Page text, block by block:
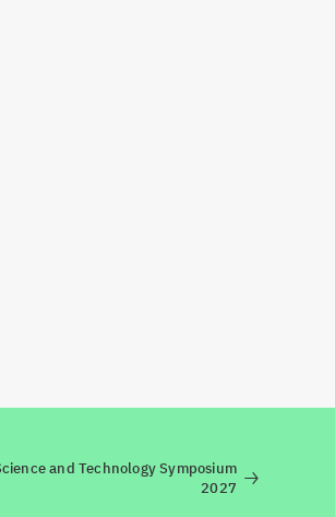
and Technology Symposium
2027